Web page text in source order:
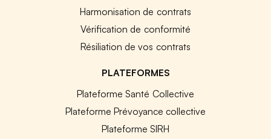
Harmonisation de contrats
Vérification de conformité
Résiliation de vos contrats
PLATEFORMES
Plateforme Santé Collective
Plateforme Prévoyance collective
Plateforme SIRH